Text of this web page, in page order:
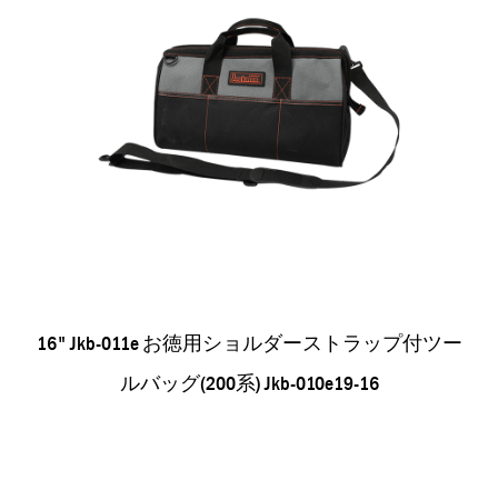
16" Jkb-011e お徳用ショルダーストラップ付ツー
ルバッグ(200系) Jkb-010e19-16